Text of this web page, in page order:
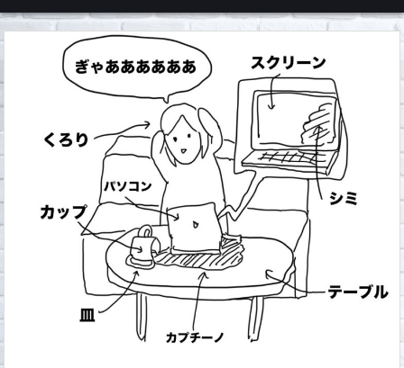
くろチャンネル